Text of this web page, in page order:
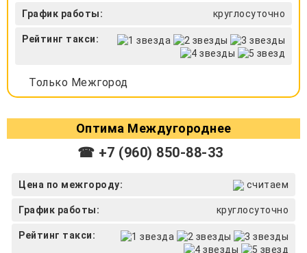
График работы: круглосуточно
Рейтинг такси:
Только Межгород
Оптима Междугороднее
☎ +7 (960) 850-88-33
Цена по межгороду: считаем
График работы: круглосуточно
Рейтинг такси: